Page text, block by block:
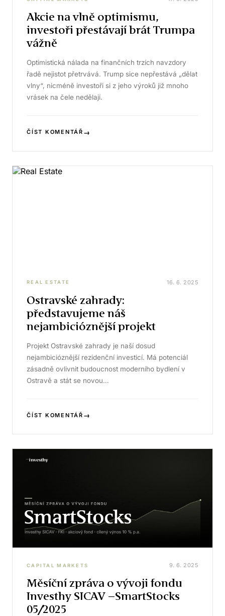
Akcie na vlně optimismu,
investoři přestávají brát Trumpa
vážně
Optimistická nálada na finančních trzích navzdory
řadě nejistot přetrvává. Trump sice nepřestává „dělat
vlny“, nicméně investoři si z jeho výroků již mnoho
vrásek na čele nedělají.
ČÍST KOMENTÁŘ →
REAL ESTATE 16. 6. 2025
Ostravské zahrady:
představujeme náš
nejambicióznější projekt
Projekt Ostravské zahrady je naší dosud
nejambicióznější rezidenční investicí. Má potenciál
zásadně ovlivnit budoucnost moderního bydlení v
Ostravě a stát se novou…
ČÍST KOMENTÁŘ →
CAPITAL MARKETS 9. 6. 2025
Měsíční zpráva o vývoji fondu
Investhy SICAV –SmartStocks
05/2025